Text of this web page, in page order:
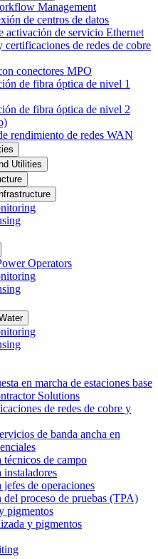
Management
de centros de datos
activación de servicio Ethernet
certificaciones de redes de cobre
conectores MPO
de fibra óptica de nivel 1
de fibra óptica de nivel 2
rendimiento de redes WAN
Utilities
Operators
en marcha de estaciones base
Solutions
de redes de cobre y
de banda ancha en
técnicos de campo
instaladores
jefes de operaciones
proceso de pruebas (TPA)
pigmentos
y pigmentos